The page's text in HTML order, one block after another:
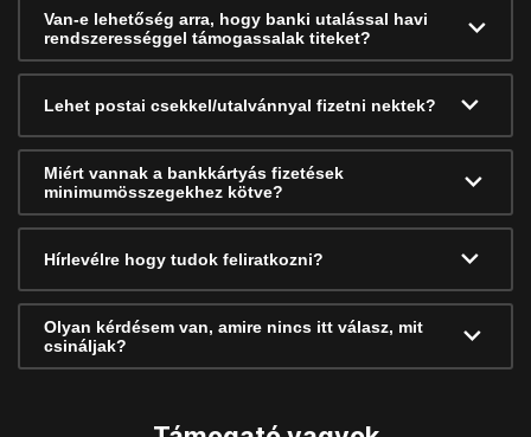
Van-e lehetőség arra, hogy banki utalással havi
rendszerességgel támogassalak titeket?
Lehet postai csekkel/utalvánnyal fizetni nektek?
Miért vannak a bankkártyás fizetések
minimumösszegekhez kötve?
Hírlevélre hogy tudok feliratkozni?
Olyan kérdésem van, amire nincs itt válasz, mit
csináljak?